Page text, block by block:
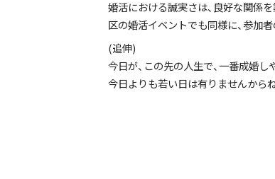
婚活における誠実さは、良好な関係
区の婚活イベントでも同様に、参加
(追伸)
今日が、この先の人生で、一番成婚し
今日よりも若い日は有りませんからね